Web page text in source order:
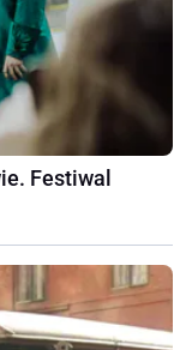
Festiwal